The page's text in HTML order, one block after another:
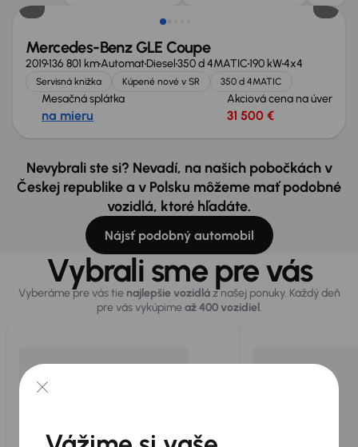
Mercedes-Benz GLE Coupe
2019136 801 kmAutomatDiesel350 d 4MATIC190 kW4x4
Servisná knižka Kúpené nové v SR 350 d 4MATIC
Mesačná splátka
na mieru
Akciová cena na úver
31 500 €
Nevybrali ste si? Nevadí, na našich pobočkách v
Českej republike a v Polsku môžeme mať podobné
vozidlá, ktoré hľadáte.
Nájsť podobný automobil
Vybrali sme pre vás
Vyberáme pre vás tie najlepšie vozidláz našej ponuky. Každý deň
pre vás vykúpimeaž 400 vozidiel.